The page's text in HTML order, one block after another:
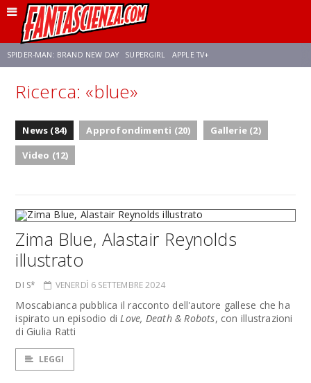
SPIDER-MAN: BRAND NEW DAY SUPERGIRL APPLE TV+
FRANCO RICCIARDIELLO ZENDAYA
NETFLIX SADIE SINK
Ricerca: «blue»
News (84) Approfondimenti (20)
Gallerie (2)
Video (12)
Zima Blue, Alastair Reynolds
illustrato
DI S* VENERDÌ 6 SETTEMBRE 2024
Moscabianca pubblica il racconto dell'autore gallese che ha
ispirato un episodio diLove, Death & Robots, con illustrazioni
di Giulia Ratti
LEGGI